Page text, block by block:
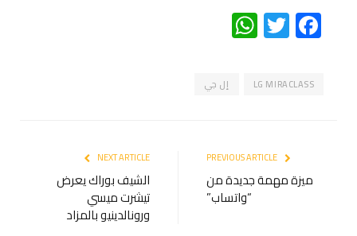
Facebook
Twitter
WhatsApp
LG MIRACLASS إل جي
ميزة مهمة جديدة من
“واتساب”
NEXT ARTICLE
الشيف بوراك يعرض
تيشرت ميسي
ورونالدينيو بالمزاد